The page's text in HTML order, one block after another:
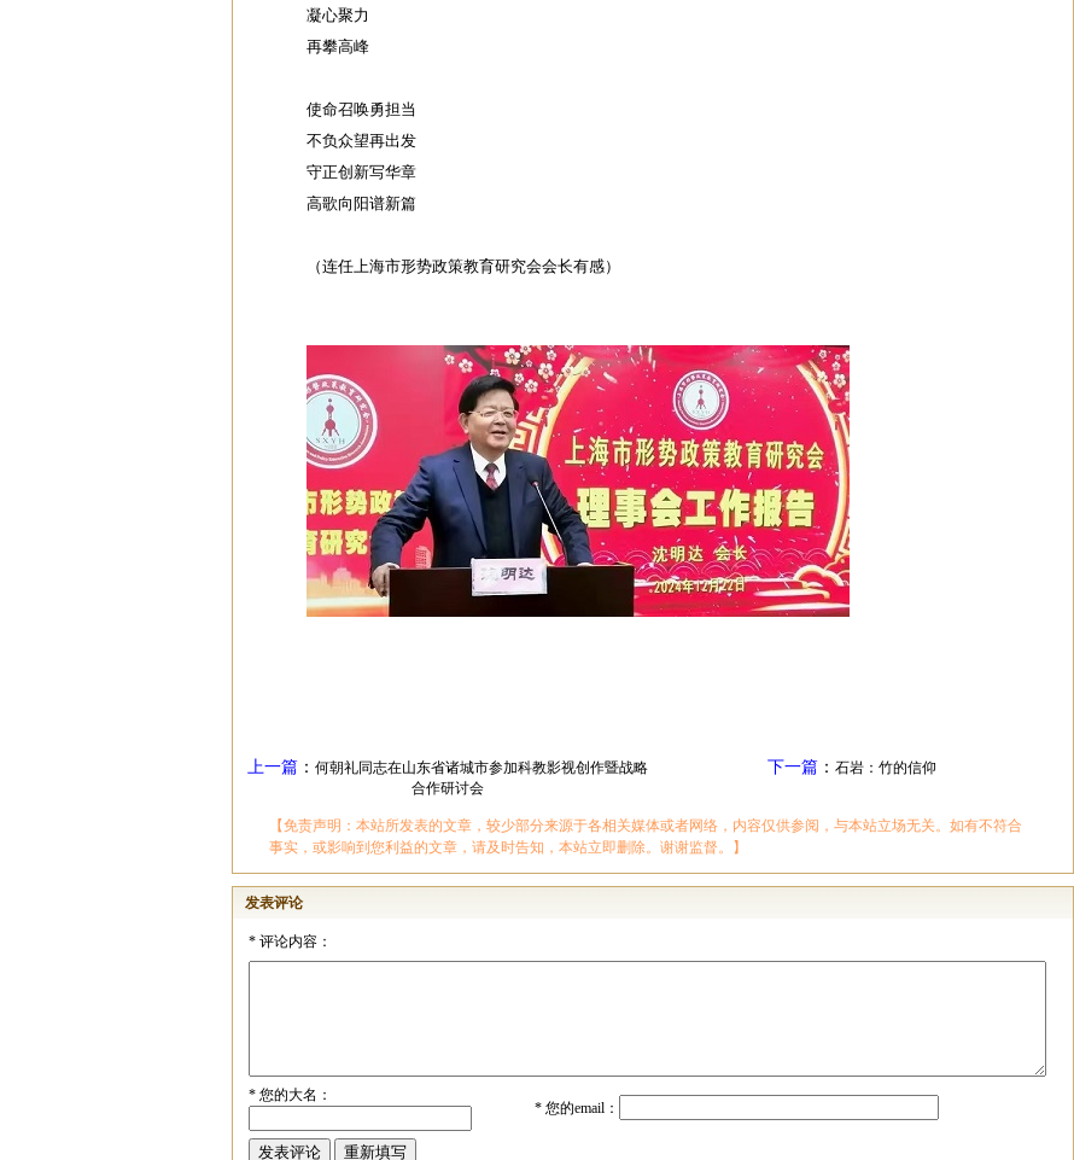
凝心聚力
再攀高峰
使命召唤勇担当
不负众望再出发
守正创新写华章
高歌向阳谱新篇
（连任上海市形势政策教育研究会会长有感）
上一篇： 何朝礼同志在山东省诸城市参加科教影视创作暨战略
合作研讨会
下一篇： 石岩：竹的信仰
【免责声明：本站所发表的文章，较少部分来源于各相关媒体或者网络，内容仅供参阅，与本站立场无关。如有不符合
事实，或影响到您利益的文章，请及时告知，本站立即删除。谢谢监督。】
发表评论
*评论内容：
*您的大名：
*您的email：